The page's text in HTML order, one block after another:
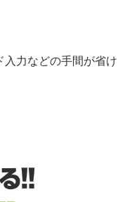
力などの手間が省け